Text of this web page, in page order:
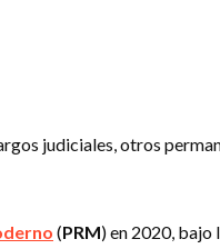
judiciales, otros
(PRM) en 2020, bajo